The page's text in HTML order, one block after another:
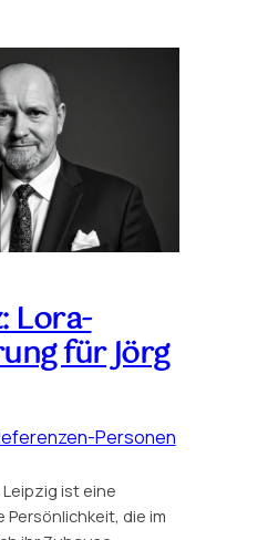
Lora-
für Jörg
Personen
ist eine
die im